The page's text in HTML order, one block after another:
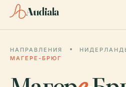
Audiala
НАПРАВЛЕНИЯ
МАГЕРЕ-БРЮГ